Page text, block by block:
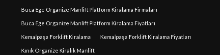
Buca Ege Organize Manlift Platform Kiralama Firmaları
Buca Ege Organize Manlift Platform Kiralama Fiyatları
Kemalpaşa Forklift Kiralama Kemalpaşa Forklift Kiralama Fiyatları
Kınık Organize Kiralık Manlift